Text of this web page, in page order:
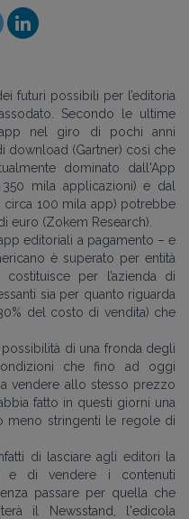
futuri possibili per l’editoria
Secondo le ultime
nel giro di pochi anni
download (Gartner) così che
dominato dall'App
mila applicazioni) e dal
circa 100 mila app) potrebbe
euro (Zokem Research).
editoriali a pagamento – e
è superato per entità
per l’azienda di
sia per quanto riguarda
del costo di vendita) che
di una fronda degli
che fino ad oggi
vendere allo stesso prezzo
fatto in questi giorni una
meno stringenti le regole di
di lasciare agli editori la
e di vendere i contenuti
passare per quella che
il Newsstand, l'edicola